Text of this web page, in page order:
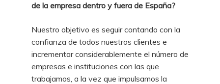
de la empresa dentro y fuera de España?
Nuestro objetivo es seguir contando con la
confianza de todos nuestros clientes e
incrementar considerablemente el número de
empresas e instituciones con las que
trabajamos, a la vez que impulsamos la